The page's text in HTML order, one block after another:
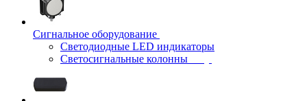
Сигнальное оборудование
Светодиодные LED индикаторы
Светосигнальные колонны